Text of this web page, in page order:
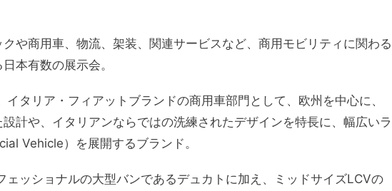
や商用車、物流、架装、関連サービスなど、商用モビリティに関わる
本有数の展示会。
タリア・フィアットブランドの商用車部門として、欧州を中心に、
計や、イタリアンならではの洗練されたデザインを特長に、幅広いラ
Vehicle）を展開するブランド。
ェッショナルの大型バンであるデュカトに加え、ミッドサイズLCVの